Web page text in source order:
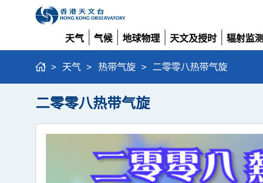
天气
展
开
气候
展
开
地球物理
展
开
天文及授时
展
开
辐射监测
展
开
> 天气 > 热带气旋 > 二零零八热带气旋
二零零八热带气旋